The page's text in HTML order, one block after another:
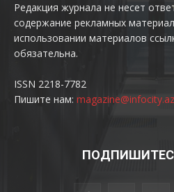
Редакция журнала не несет
содержание рекламных
использовании материалов
обязательна.
ISSN 2218-7782
Пишите нам: magazine@infocity.az